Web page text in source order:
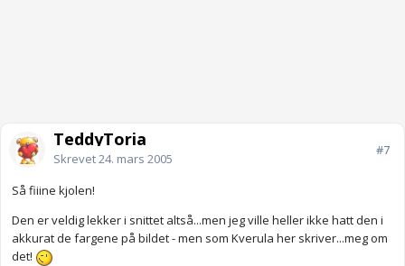
TeddyToria
Skrevet24. mars 2005
#7
Så fiiine kjolen!
Den er veldig lekker i snittet altså...men jeg ville heller ikke hatt den i
akkurat de fargene på bildet - men som Kverula her skriver...meg om
det!